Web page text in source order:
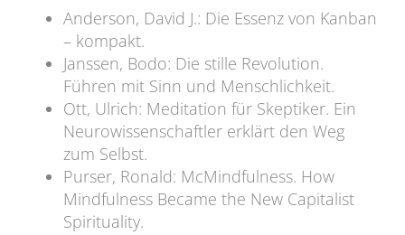
Anderson, David J.: Die Essenz von Kanban
– kompakt.
Janssen, Bodo: Die stille Revolution.
Führen mit Sinn und Menschlichkeit.
Ott, Ulrich: Meditation für Skeptiker. Ein
Neurowissenschaftler erklärt den Weg
zum Selbst.
Purser, Ronald: McMindfulness. How
Mindfulness Became the New Capitalist
Spirituality.